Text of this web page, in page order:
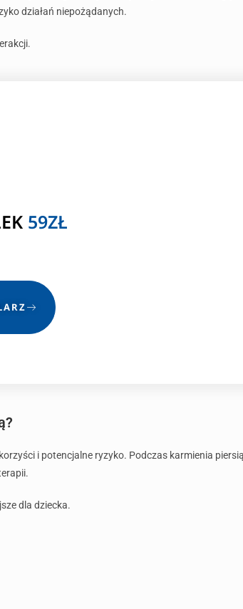
działań niepożądanych.
59ZŁ
i potencjalne ryzyko. Podczas karmienia
dla dziecka.